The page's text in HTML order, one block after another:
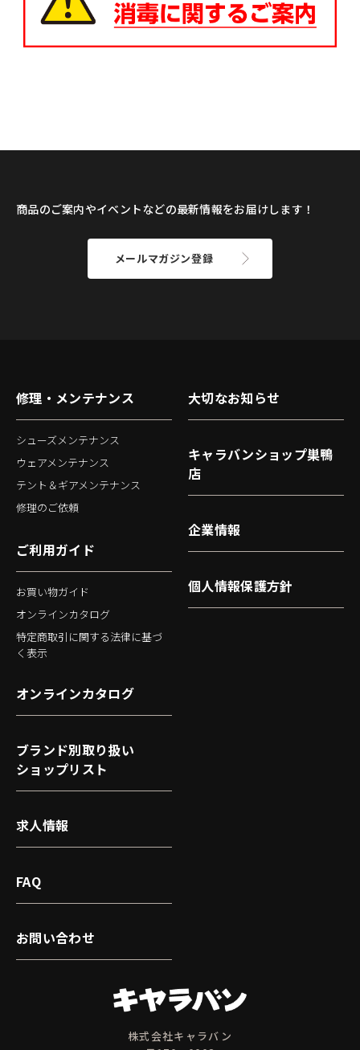
商品のご案内やイベントなどの最新情報をお届けします！
メールマガジン登録
株式会社キャラバン
修理・メンテナンス
シューズメンテナンス
ウェアメンテナンス
テント＆ギアメンテナンス
修理のご依頼
ご利用ガイド
お買い物ガイド
オンラインカタログ
特定商取引に関する法律に基づ
く表示
大切なお知らせ
キャラバンショップ巣鴨
店
企業情報
個人情報保護方針
オンラインカタログ
ブランド別取り扱い
ショップリスト
求人情報
FAQ
お問い合わせ